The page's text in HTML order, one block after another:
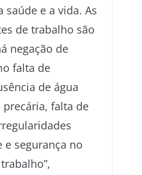
e a vida. As
de trabalho são
negação de
falta de
de água
falta de
e segurança no